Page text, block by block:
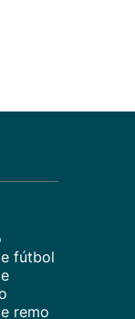
fútbol
remo